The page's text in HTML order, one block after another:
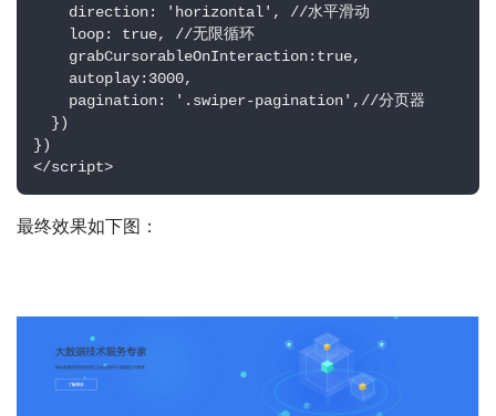
direction: 'horizontal', //水平滑动
loop: true, //无限循环
grabCursorableOnInteraction:true,
autoplay:3000,
pagination: '.swiper-pagination',//分页器
})
})
</script>
最终效果如下图：